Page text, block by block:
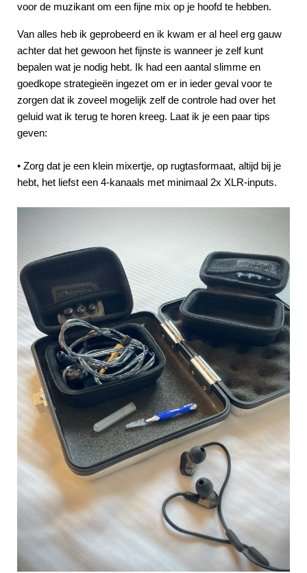
voor de muzikant om een fijne mix op je hoofd te hebben.
Van alles heb ik geprobeerd en ik kwam er al heel erg gauw
achter dat het gewoon het fijnste is wanneer je zelf kunt
bepalen wat je nodig hebt. Ik had een aantal slimme en
goedkope strategieën ingezet om er in ieder geval voor te
zorgen dat ik zoveel mogelijk zelf de controle had over het
geluid wat ik terug te horen kreeg. Laat ik je een paar tips
geven:
• Zorg dat je een klein mixertje, op rugtasformaat, altijd bij je
hebt, het liefst een 4-kanaals met minimaal 2x XLR-inputs.